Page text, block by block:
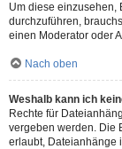
Um diese einzusehen,
durchzuführen,
einen Moderator oder
Nach oben
Weshalb kann ich
Rechte für
vergeben werden. Die
erlaubt, Dateianhänge